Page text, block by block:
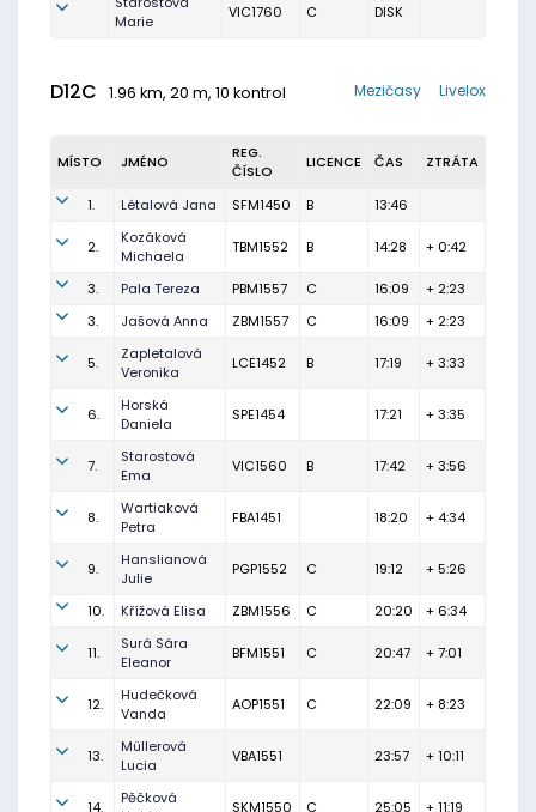
Marie
VIC1760 C DISK
D12C 1.96 km, 20 m, 10 kontrol Livelox
Mezičasy
MÍSTO JMÉNO
REG.
ČÍSLO
LICENCE ČAS ZTRÁTA
1. Létalová Jana SFM1450 B 13:46
2.
Kozáková
Michaela
TBM1552 B 14:28 + 0:42
3. Pala Tereza PBM1557 C 16:09
+ 2:23
3.
Jašová Anna ZBM1557 C 16:09 + 2:23
5.
Zapletalová
Veronika
LCE1452 B 17:19 + 3:33
6.
Horská
Daniela
SPE1454 17:21 + 3:35
7.
Starostová
Ema
VIC1560 B 17:42 + 3:56
8.
Wartiaková
Petra
FBA1451 18:20 + 4:34
9.
Hanslianová
Julie
PGP1552 C 19:12 + 5:26
10. Křížová Elisa ZBM1556 C 20:20 + 6:34
11.
Surá Sára
Eleanor
BFM1551 C 20:47 + 7:01
12.
Hudečková
Vanda
AOP1551 C 22:09 + 8:23
13.
Müllerová
Lucia
VBA1551 23:57 + 10:11
14.
Pěčková
SKM1550 C 25:05 + 11:19